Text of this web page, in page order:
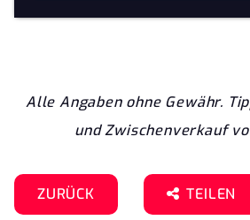
Alle Angaben ohne Gewähr.
und Zwischenverkauf
ZURÜCK TEILEN